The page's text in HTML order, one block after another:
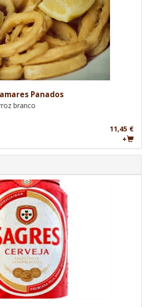
Panados
branco
11,45 €
+